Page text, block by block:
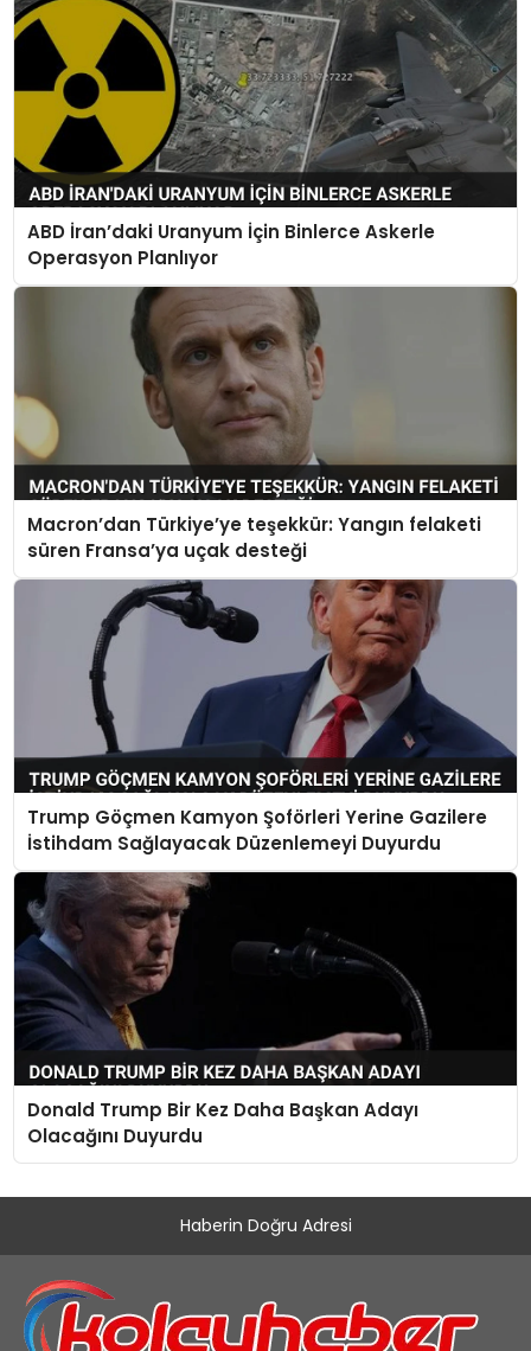
ABD İran’daki Uranyum İçin Binlerce Askerle
Operasyon Planlıyor
Macron’dan Türkiye’ye teşekkür: Yangın felaketi
süren Fransa’ya uçak desteği
Trump Göçmen Kamyon Şoförleri Yerine Gazilere
İstihdam Sağlayacak Düzenlemeyi Duyurdu
Donald Trump Bir Kez Daha Başkan Adayı
Olacağını Duyurdu
Haberin Doğru Adresi